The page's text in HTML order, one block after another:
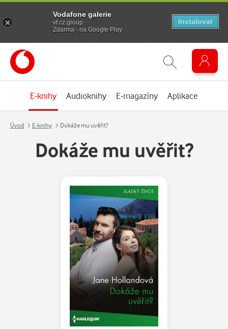
E-knihy Audioknihy E-magazíny Aplikace
Úvod E-knihy Dokáže mu uvěřit?
Dokáže mu uvěřit?
Vodafone galerie
vf.cz.group
Zdarma - na Google Play
Instalovat